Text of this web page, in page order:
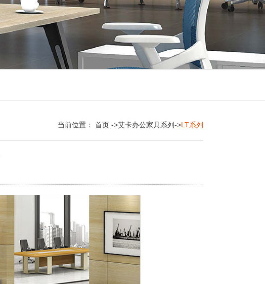
当前位置： 首页 ->艾卡办公家具系列->LT系列